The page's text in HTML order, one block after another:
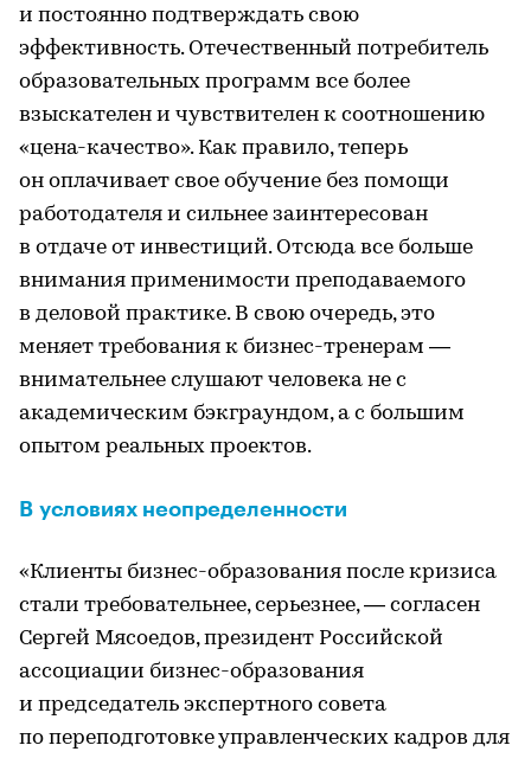
и постоянно подтверждать свою
эффективность. Отечественный потребитель
образовательных программ все более
взыскателен и чувствителен к соотношению
«цена-качество». Как правило, теперь
он оплачивает свое обучение без помощи
работодателя и сильнее заинтересован
в отдаче от инвестиций. Отсюда все больше
внимания применимости преподаваемого
в деловой практике. В свою очередь, это
меняет требования к бизнес-тренерам —
внимательнее слушают человека не с
академическим бэкграундом, а с большим
опытом реальных проектов.
В условиях неопределенности
«Клиенты бизнес-образования после кризиса
стали требовательнее, серьезнее, — согласен
Сергей Мясоедов, президент Российской
ассоциации бизнес-образования
и председатель экспертного совета
по переподготовке управленческих кадров для